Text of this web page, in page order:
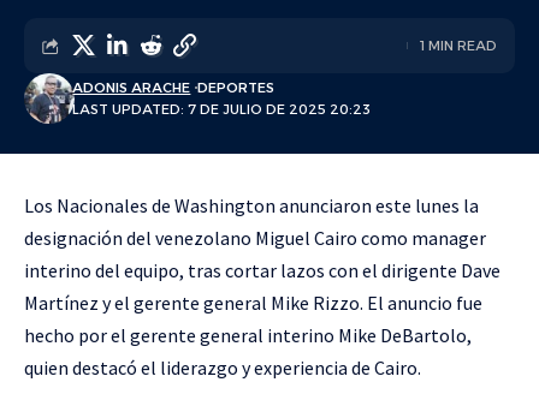
LAST UPDATED: 7 DE JULIO DE 2025 20:23
ADONIS ARACHE DEPORTES
1 MIN READ
Los Nacionales de Washington anunciaron este lunes la
designación del venezolano Miguel Cairo como manager
interino del equipo, tras cortar lazos con el dirigente Dave
Martínez y el gerente general Mike Rizzo. El anuncio fue
hecho por el gerente general interino Mike DeBartolo,
quien destacó el liderazgo y experiencia de Cairo.